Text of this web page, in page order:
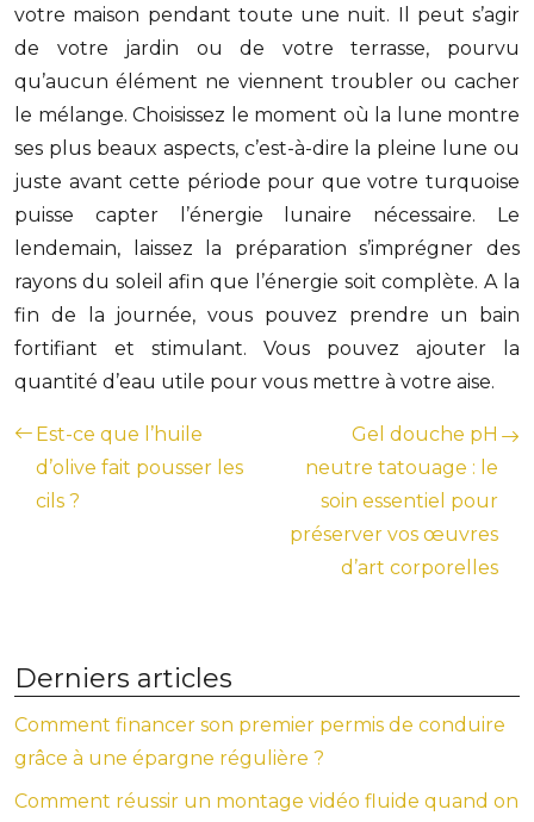
votre maison pendant toute une nuit. Il peut s’agir
de votre jardin ou de votre terrasse, pourvu
qu’aucun élément ne viennent troubler ou cacher
le mélange. Choisissez le moment où la lune montre
ses plus beaux aspects, c’est-à-dire la pleine lune ou
juste avant cette période pour que votre turquoise
puisse capter l’énergie lunaire nécessaire. Le
lendemain, laissez la préparation s’imprégner des
rayons du soleil afin que l’énergie soit complète. A la
fin de la journée, vous pouvez prendre un bain
fortifiant et stimulant. Vous pouvez ajouter la
quantité d’eau utile pour vous mettre à votre aise.
Est-ce que l’huile
d’olive fait pousser les
cils ?
Gel douche pH
neutre tatouage : le
soin essentiel pour
préserver vos œuvres
d’art corporelles
Derniers articles
Comment financer son premier permis de conduire
grâce à une épargne régulière ?
Comment réussir un montage vidéo fluide quand on